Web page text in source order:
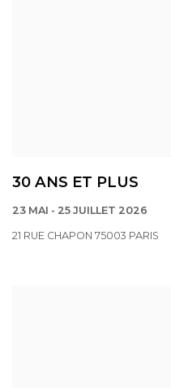
30 ANS ET PLUS
23 MAI - 25 JUILLET 2026
21 RUE CHAPON 75003 PARIS